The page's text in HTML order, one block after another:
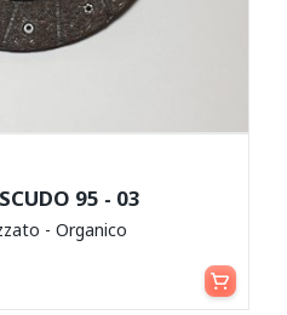
95 - 03
- Organico
Aggiungi al carrello